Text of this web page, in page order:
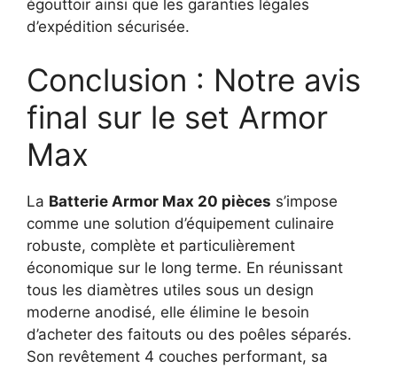
égouttoir ainsi que les garanties légales
d’expédition sécurisée.
Conclusion : Notre avis
final sur le set Armor
Max
La Batterie Armor Max 20 pièces s’impose
comme une solution d’équipement culinaire
robuste, complète et particulièrement
économique sur le long terme. En réunissant
tous les diamètres utiles sous un design
moderne anodisé, elle élimine le besoin
d’acheter des faitouts ou des poêles séparés.
Son revêtement 4 couches performant, sa